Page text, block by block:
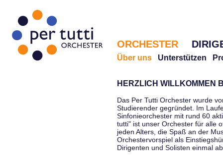
ORCHESTER
Über uns Unterstützen
HERZLICH WILLKOMMEN
Das Per Tutti Orchester wurde
Studierender gegründet. Im
Sinfonieorchester mit rund 60
tutti" ist unser Orchester für alle
jeden Alters, die Spaß an der
Orchestervorspiel als
Dirigenten und Solisten einmal